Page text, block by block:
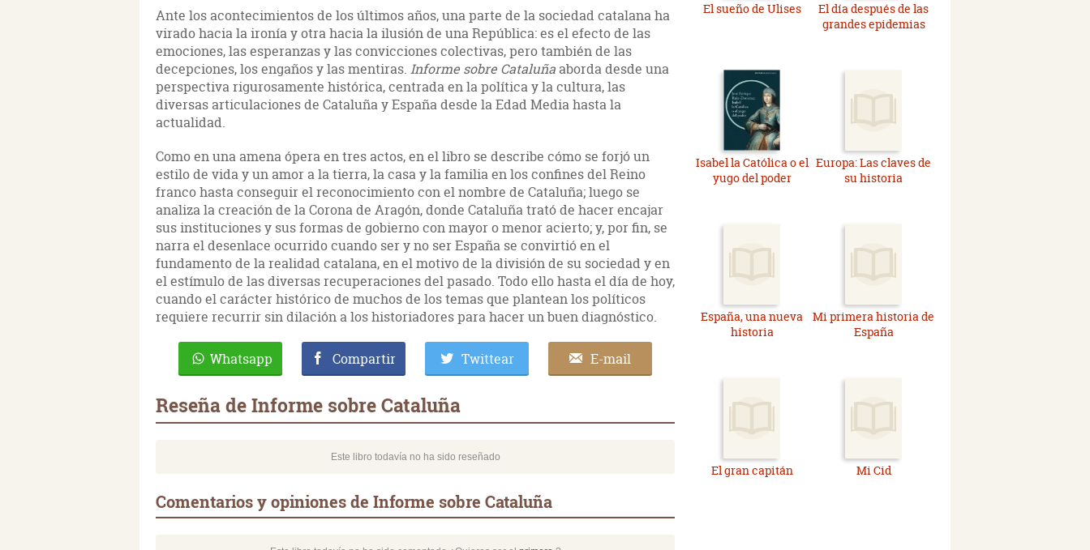
Ante los acontecimientos de los últimos años, una parte de la sociedad catalana ha
virado hacia la ironía y otra hacia la ilusión de una República: es el efecto de las
emociones, las esperanzas y las convicciones colectivas, pero también de las
decepciones, los engaños y las mentiras. Informe sobre Cataluña aborda desde una
perspectiva rigurosamente histórica, centrada en la política y la cultura, las
diversas articulaciones de Cataluña y España desde la Edad Media hasta la
actualidad.
Como en una amena ópera en tres actos, en el libro se describe cómo se forjó un
estilo de vida y un amor a la tierra, la casa y la familia en los confines del Reino
franco hasta conseguir el reconocimiento con el nombre de Cataluña; luego se
analiza la creación de la Corona de Aragón, donde Cataluña trató de hacer encajar
sus instituciones y sus formas de gobierno con mayor o menor acierto; y, por fin, se
narra el desenlace ocurrido cuando ser y no ser España se convirtió en el
fundamento de la realidad catalana, en el motivo de la división de su sociedad y en
el estímulo de las diversas recuperaciones del pasado. Todo ello hasta el día de hoy,
cuando el carácter histórico de muchos de los temas que plantean los políticos
requiere recurrir sin dilación a los historiadores para hacer un buen diagnóstico.
Whatsapp Compartir Twittear E-mail
Reseña de Informe sobre Cataluña
Este libro todavía no ha sido reseñado
Comentarios y opiniones de Informe sobre Cataluña
El sueño de Ulises
El día después de las
grandes epidemias
Isabel la Católica o el
yugo del poder
Europa: Las claves de
su historia
España, una nueva
historia
Mi primera historia de
España
El gran capitán Mi Cid